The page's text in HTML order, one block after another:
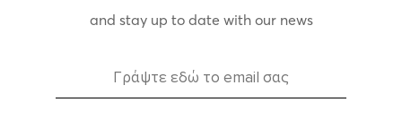
and stay up to date with our news